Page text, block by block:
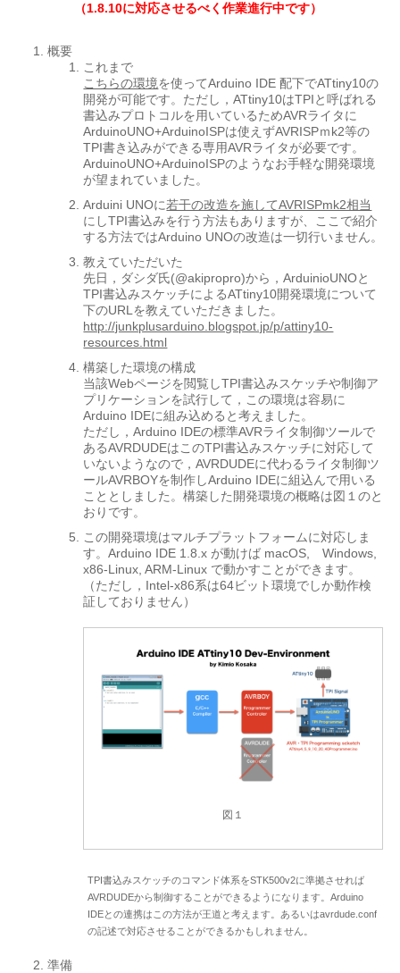
（1.8.10に対応させるべく作業進行中です）
概要
これまで
こちらの環境を使ってArduino IDE 配下でATtiny10の
開発が可能です。ただし，ATtiny10はTPIと呼ばれる
書込みプロトコルを用いているためAVRライタに
ArduinoUNO+ArduinoISPは使えずAVRISPｍk2等の
TPI書き込みができる専用AVRライタが必要です。
ArduinoUNO+ArduinoISPのようなお手軽な開発環境
が望まれていました。
Arduini UNOに若干の改造を施してAVRISPmk2相当
にしTPI書込みを行う方法もありますが、ここで紹介
する方法ではArduino UNOの改造は一切行いません。
教えていただいた
先日，ダシダ氏(@akipropro)から，ArduinioUNOと
TPI書込みスケッチによるATtiny10開発環境について
下のURLを教えていただきました。
http://junkplusarduino.blogspot.jp/p/attiny10-
resources.html
構築した環境の構成
当該Webページを閲覧しTPI書込みスケッチや制御ア
プリケーションを試行して，この環境は容易に
Arduino IDEに組み込めると考えました。
ただし，Arduino IDEの標準AVRライタ制御ツールで
あるAVRDUDEはこのTPI書込みスケッチに対応して
いないようなので，AVRDUDEに代わるライタ制御ツ
ールAVRBOYを制作しArduino IDEに組込んで用いる
こととしました。構築した開発環境の概略は図１のと
おりです。
この開発環境はマルチプラットフォームに対応しま
す。Arduino IDE 1.8.x が動けば macOS, Windows,
x86-Linux, ARM-Linux で動かすことができます。
（ただし，Intel-x86系は64ビット環境でしか動作検
証しておりません）
図１
TPI書込みスケッチのコマンド体系をSTK500v2に準拠させれば
AVRDUDEから制御することができるようになります。Arduino
IDEとの連携はこの方法が王道と考えます。あるいはavrdude.conf
の記述で対応させることができるかもしれません。
準備